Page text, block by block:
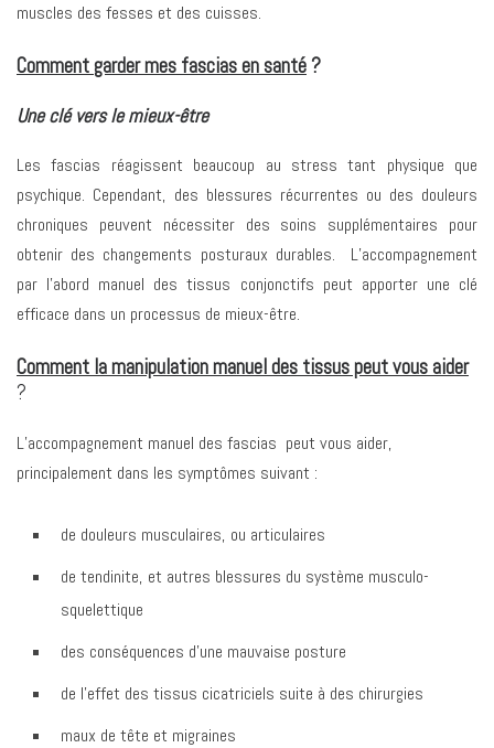
muscles des fesses et des cuisses.
Comment garder mes fascias en santé ?
Une clé vers le mieux-être
Les fascias réagissent beaucoup au stress tant physique que
psychique. Cependant, des blessures récurrentes ou des douleurs
chroniques peuvent nécessiter des soins supplémentaires pour
obtenir des changements posturaux durables. L’accompagnement
par l’abord manuel des tissus conjonctifs peut apporter une clé
efficace dans un processus de mieux-être.
Comment la manipulation manuel des tissus peut vous aider
?
L’accompagnement manuel des fascias peut vous aider,
principalement dans les symptômes suivant :
de douleurs musculaires, ou articulaires
de tendinite, et autres blessures du système musculo-
squelettique
des conséquences d’une mauvaise posture
de l’effet des tissus cicatriciels suite à des chirurgies
maux de tête et migraines